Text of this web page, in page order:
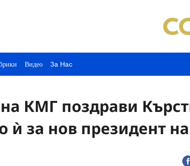
Видео 3a Hac
КМГ поздрави
ѝ за нов президент